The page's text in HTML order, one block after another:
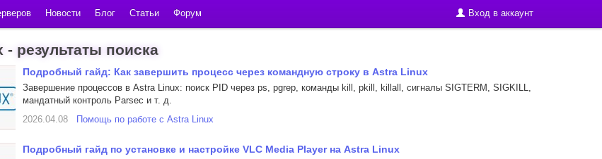
Новости Блог Статьи Форум Вход в аккаунт
результаты поиска
Подробный гайд: Как завершить процесс через командную строку в Astra Linux
Завершение процессов в Astra Linux: поиск PID через ps, pgrep, команды kill, pkill, killall, сигналы SIGTERM, SIGKILL,
мандатный контроль Parsec и т. д.
2026.04.08
Помощь по работе с Astra Linux
Подробный гайд по установке и настройке VLC Media Player на Astra Linux